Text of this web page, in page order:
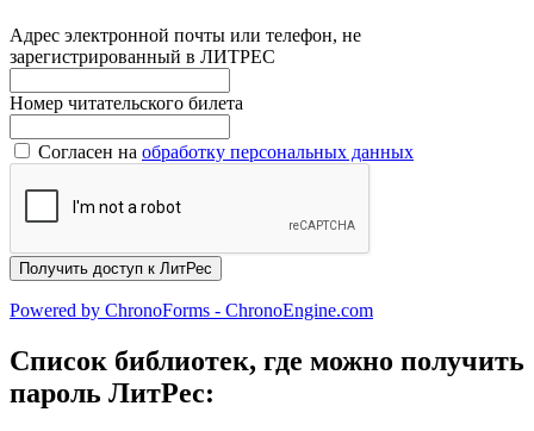
Адрес электронной почты или телефон, не
зарегистрированный в ЛИТРЕС
Номер читательского билета
Согласен на обработку персональных данных
Powered by ChronoForms - ChronoEngine.com
Список библиотек, где можно получить
пароль ЛитРес: